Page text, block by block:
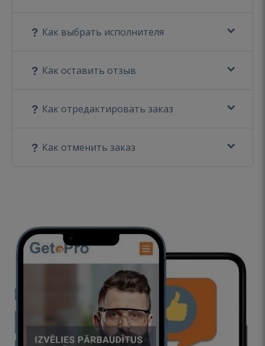
Как выбрать исполнителя
Как оставить отзыв
Как отредактировать заказ
Как отменить заказ